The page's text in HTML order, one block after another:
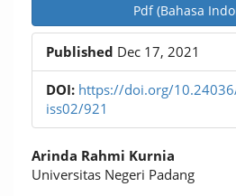
Pdf (Bahasa
Published Dec 17, 2021
DOI: https://doi.org/
iss02/921
Main
Article
Arinda Rahmi Kurnia
Universitas Negeri Padang